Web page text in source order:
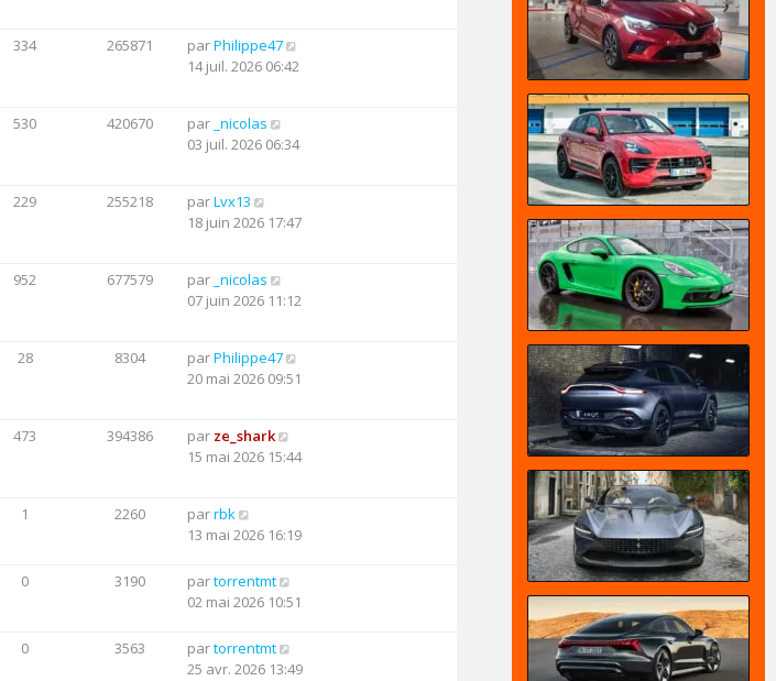
334 265871 parPhilippe47
14 juil. 2026 06:42
530 420670 par _nicolas
03 juil. 2026 06:34
229 255218 parLvx13
18 juin 2026 17:47
952 677579 par _nicolas
07 juin 2026 11:12
28 8304 parPhilippe47
20 mai 2026 09:51
473 394386 par ze_shark
15 mai 2026 15:44
1 2260 parrbk
13 mai 2026 16:19
0 3190 partorrentmt
02 mai 2026 10:51
0 3563 partorrentmt
25 avr. 2026 13:49